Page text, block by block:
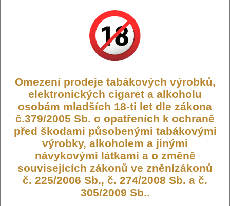
Omezení prodeje tabákových výrobků,
elektronických cigaret a alkoholu
osobám mladších 18-ti let dle zákona
č.379/2005 Sb. o opatřeních k ochraně
před škodami působenými tabákovými
výrobky, alkoholem a jinými
návykovými látkami a o změně
souvisejících zákonů ve zněnízákonů
č. 225/2006 Sb., č. 274/2008 Sb. a č.
305/2009 Sb..